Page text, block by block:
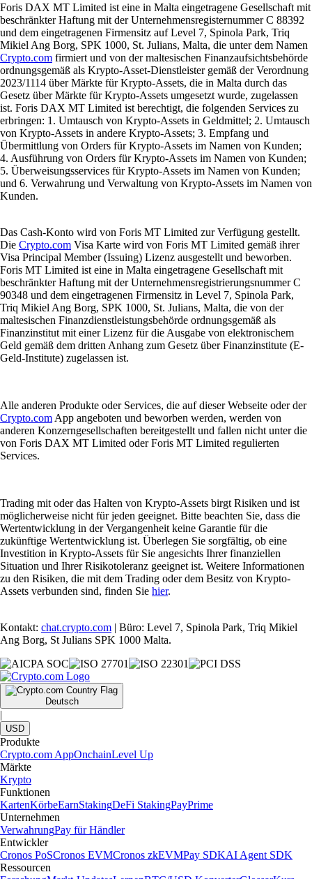
Foris DAX MT Limited ist eine in Malta eingetragene Gesellschaft mit
beschränkter Haftung mit der Unternehmensregisternummer C 88392
und dem eingetragenen Firmensitz auf Level 7, Spinola Park, Triq
Mikiel Ang Borg, SPK 1000, St. Julians, Malta, die unter dem Namen
Crypto.com firmiert und von der maltesischen Finanzaufsichtsbehörde
ordnungsgemäß als Krypto-Asset-Dienstleister gemäß der Verordnung
2023/1114 über Märkte für Krypto-Assets, die in Malta durch das
Gesetz über Märkte für Krypto-Assets umgesetzt wurde, zugelassen
ist. Foris DAX MT Limited ist berechtigt, die folgenden Services zu
erbringen: 1. Umtausch von Krypto-Assets in Geldmittel; 2. Umtausch
von Krypto-Assets in andere Krypto-Assets; 3. Empfang und
Übermittlung von Orders für Krypto-Assets im Namen von Kunden;
4. Ausführung von Orders für Krypto-Assets im Namen von Kunden;
5. Überweisungsservices für Krypto-Assets im Namen von Kunden;
und 6. Verwahrung und Verwaltung von Krypto-Assets im Namen von
Kunden.
Das Cash-Konto wird von Foris MT Limited zur Verfügung gestellt.
Die Crypto.com Visa Karte wird von Foris MT Limited gemäß ihrer
Visa Principal Member (Issuing) Lizenz ausgestellt und beworben.
Foris MT Limited ist eine in Malta eingetragene Gesellschaft mit
beschränkter Haftung mit der Unternehmensregistrierungsnummer C
90348 und dem eingetragenen Firmensitz in Level 7, Spinola Park,
Triq Mikiel Ang Borg, SPK 1000, St. Julians, Malta, die von der
maltesischen Finanzdienstleistungsbehörde ordnungsgemäß als
Finanzinstitut mit einer Lizenz für die Ausgabe von elektronischem
Geld gemäß dem dritten Anhang zum Gesetz über Finanzinstitute (E-
Geld-Institute) zugelassen ist.
Alle anderen Produkte oder Services, die auf dieser Webseite oder der
Crypto.com App angeboten und beworben werden, werden von
anderen Konzerngesellschaften bereitgestellt und fallen nicht unter die
von Foris DAX MT Limited oder Foris MT Limited regulierten
Services.
Trading mit oder das Halten von Krypto-Assets birgt Risiken und ist
möglicherweise nicht für jeden geeignet. Bitte beachten Sie, dass die
Wertentwicklung in der Vergangenheit keine Garantie für die
zukünftige Wertentwicklung ist. Überlegen Sie sorgfältig, ob eine
Investition in Krypto-Assets für Sie angesichts Ihrer finanziellen
Situation und Ihrer Risikotoleranz geeignet ist. Weitere Informationen
zu den Risiken, die mit dem Trading oder dem Besitz von Krypto-
Assets verbunden sind, finden Sie hier.
Kontakt: chat.crypto.com | Büro: Level 7, Spinola Park, Triq Mikiel
Ang Borg, St Julians SPK 1000 Malta.
Deutsch
|
USD
Produkte
Crypto.com AppOnchainLevel Up
Märkte
Krypto
Funktionen
KartenKörbeEarnStakingDeFi StakingPayPrime
Unternehmen
VerwahrungPay für Händler
Entwickler
Cronos PoSCronos EVMCronos zkEVMPay SDKAI Agent SDK
Ressourcen